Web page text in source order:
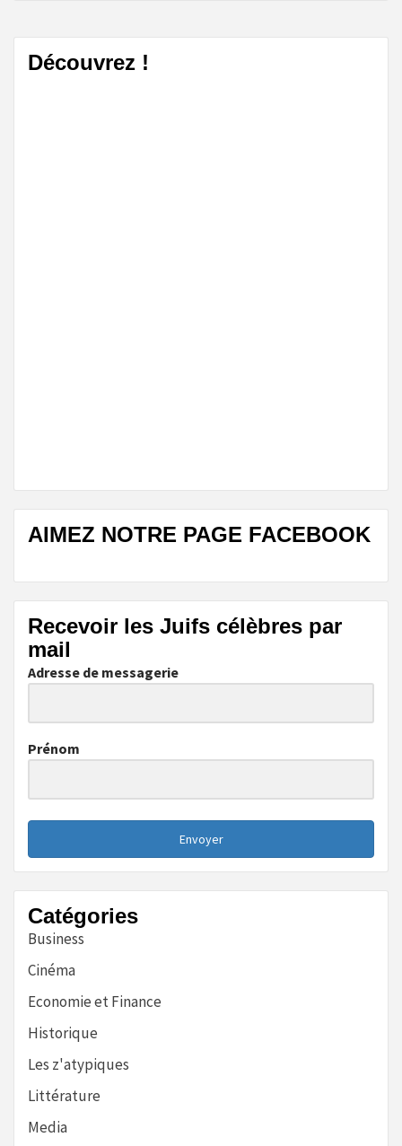
Découvrez !
AIMEZ NOTRE PAGE FACEBOOK
Recevoir les Juifs célèbres par
mail
Adresse de messagerie
Prénom
Envoyer
Catégories
Business
Cinéma
Economie et Finance
Historique
Les z'atypiques
Littérature
Media